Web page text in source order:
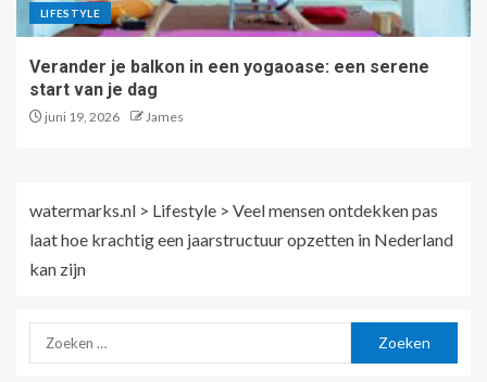
LIFESTYLE
Verander je balkon in een yogaoase: een serene
start van je dag
juni 19, 2026 James
watermarks.nl > Lifestyle > Veel mensen ontdekken pas
laat hoe krachtig een jaarstructuur opzetten in Nederland
kan zijn